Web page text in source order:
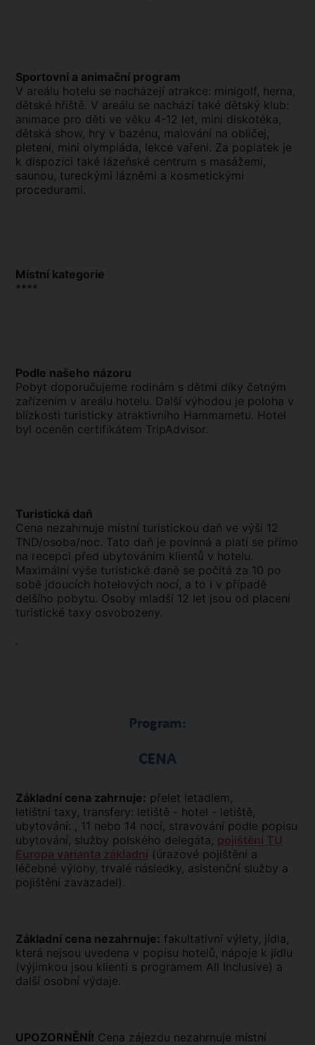
Sportovní a animační program
V areálu hotelu se nacházejí atrakce: minigolf, herna,
dětské hřiště. V areálu se nachází také dětský klub:
animace pro děti ve věku 4-12 let, mini diskotéka,
dětská show, hry v bazénu, malování na obličej,
pletení, mini olympiáda, lekce vaření. Za poplatek je
k dispozici také lázeňské centrum s masážemi,
saunou, tureckými lázněmi a kosmetickými
procedurami.
Místní kategorie
****
Podle našeho názoru
Pobyt doporučujeme rodinám s dětmi díky četným
zařízením v areálu hotelu. Další výhodou je poloha v
blízkosti turisticky atraktivního Hammametu. Hotel
byl oceněn certifikátem TripAdvisor.
Turistická daň
Cena nezahrnuje místní turistickou daň ve výši 12
TND/osoba/noc. Tato daň je povinná a platí se přímo
na recepci před ubytováním klientů v hotelu.
Maximální výše turistické daně se počítá za 10 po
sobě jdoucích hotelových nocí, a to i v případě
delšího pobytu. Osoby mladší 12 let jsou od placení
turistické taxy osvobozeny.
.
Program:
CENA
Základní cena zahrnuje: přelet letadlem,
letištní taxy, transfery: letiště - hotel - letiště,
ubytování: , 11 nebo 14 nocí, stravování podle popisu
ubytování, služby polského delegáta, pojištění TU
Europa varianta základní (úrazové pojištění a
léčebné výlohy, trvalé následky, asistenční služby a
pojištění zavazadel).
Základní cena nezahrnuje: fakultativní výlety, jídla,
která nejsou uvedena v popisu hotelů, nápoje k jídlu
(výjimkou jsou klienti s programem All Inclusive) a
další osobní výdaje.
UPOZORNĚNÍ! Cena zájezdu nezahrnuje místní